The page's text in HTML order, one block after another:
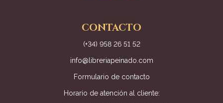
CONTACTO
(+34) 958 26 51 52
info@libreriapeinado.com
Formulario de contacto
Horario de atención al cliente: